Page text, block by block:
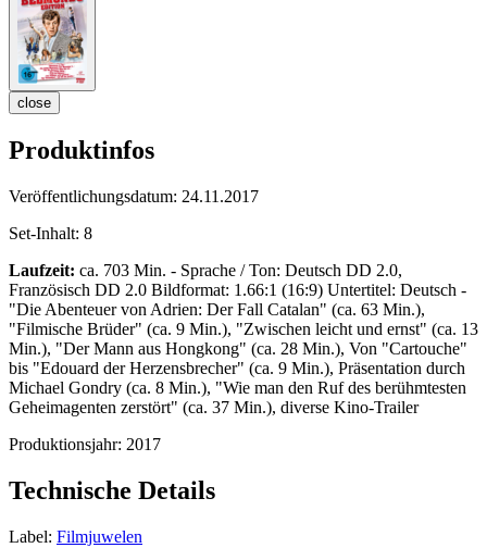
close
Produktinfos
Veröffentlichungsdatum: 24.11.2017
Set-Inhalt: 8
Laufzeit: ca. 703 Min. - Sprache / Ton: Deutsch DD 2.0,
Französisch DD 2.0 Bildformat: 1.66:1 (16:9) Untertitel: Deutsch -
"Die Abenteuer von Adrien: Der Fall Catalan" (ca. 63 Min.),
"Filmische Brüder" (ca. 9 Min.), "Zwischen leicht und ernst" (ca. 13
Min.), "Der Mann aus Hongkong" (ca. 28 Min.), Von "Cartouche"
bis "Edouard der Herzensbrecher" (ca. 9 Min.), Präsentation durch
Michael Gondry (ca. 8 Min.), "Wie man den Ruf des berühmtesten
Geheimagenten zerstört" (ca. 37 Min.), diverse Kino-Trailer
Produktionsjahr: 2017
Technische Details
Label: Filmjuwelen